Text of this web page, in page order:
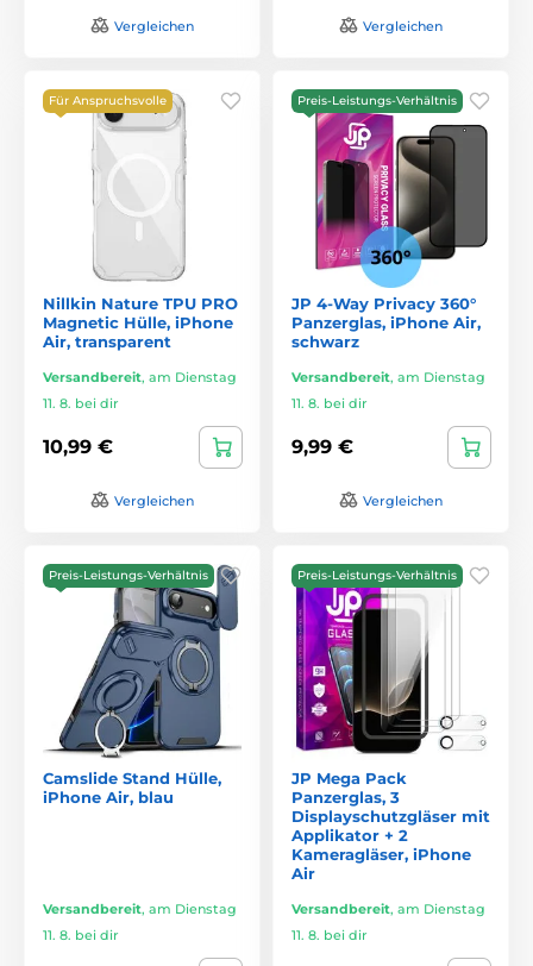
Vergleichen Vergleichen
Für Anspruchsvolle
Nillkin Nature TPU PRO
Magnetic Hülle, iPhone
Air, transparent
Versandbereit, am Dienstag
11. 8. bei dir
10,99 €
Vergleichen
Preis-Leistungs-Verhältnis
JP 4-Way Privacy 360°
Panzerglas, iPhone Air,
schwarz
Versandbereit, am Dienstag
11. 8. bei dir
9,99 €
Vergleichen
Preis-Leistungs-Verhältnis
Camslide Stand Hülle,
iPhone Air, blau
Versandbereit, am Dienstag
11. 8. bei dir
Preis-Leistungs-Verhältnis
JP Mega Pack
Panzerglas, 3
Displayschutzgläser mit
Applikator + 2
Kameragläser, iPhone
Air
Versandbereit, am Dienstag
11. 8. bei dir